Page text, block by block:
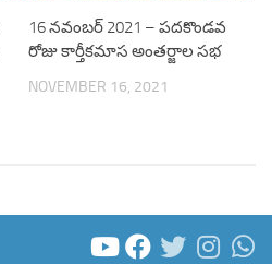
16 నవంబర్ 2021 – పదకొండవ
రోజు కార్తీకమాస అంతర్జాల సభ
NOVEMBER 16, 2021